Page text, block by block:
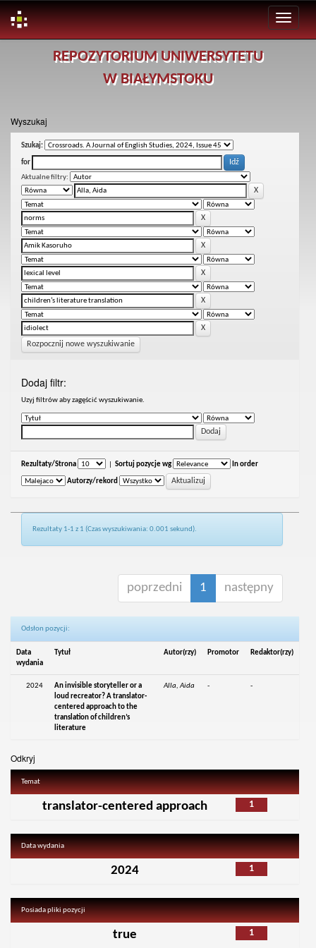
REPOZYTORIUM UNIWERSYTETU
W BIAŁYMSTOKU
Wyszukaj
Szukaj:
for
Aktualne filtry:
Rozpocznij nowe wyszukiwanie
Dodaj filtr:
Uzyj filtrów aby zagęścić wyszukiwanie.
Rezultaty/Strona Sortuj pozycje wg In order
Autorzy/rekord
Rezultaty 1-1 z 1 (Czas wyszukiwania: 0.001 sekund).
poprzedni 1 następny
Odsłon pozycji:
Data
wydania
Tytuł Autor(rzy) Promotor Redaktor(rzy)
2024
An invisible storyteller or a
loud recreator? A translator-
centered approach to the
translation of children’s
literature
Alla, Aida - -
Odkryj
Temat
1
translator-centered approach
Data wydania
1
2024
Posiada pliki pozycji
1
true